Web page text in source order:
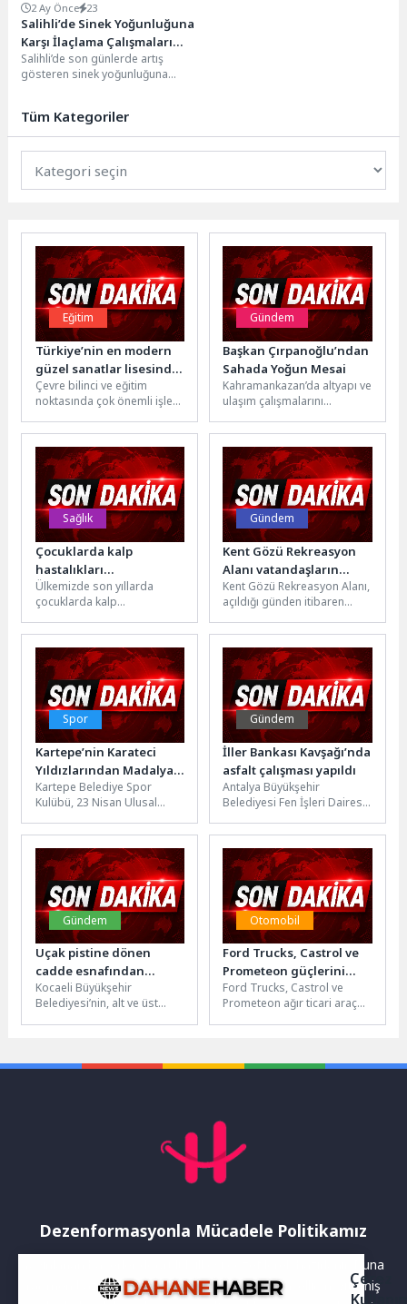
2 Ay Önce 23
Salihli’de Sinek Yoğunluğuna
Karşı İlaçlama Çalışmaları
Yoğunlaştırıldı
Salihli’de son günlerde artış
gösteren sinek yoğunluğuna
Büyükşehir...
Tüm Kategoriler
Eğitim
Türkiye’nin en modern
güzel sanatlar lisesinde
çevre bilincine dikkat
çeken ödül töreni
Çevre bilinci ve eğitim
noktasında çok önemli işlere
Belediyesi Dünya Çevre
Günü...
Gündem
Başkan Çırpanoğlu’ndan
Sahada Yoğun Mesai
Kahramankazan’da altyapı ve
ulaşım çalışmalarını
Belediye Başkanı Selim
Çırpanoğlu, saha
incelemelerini
sürdürüyor.Başkan...
Sağlık
Çocuklarda kalp
hastalıkları
yaygınlaşıyor
Ülkemizde son yıllarda
çocuklarda kalp
sıklığı hızla artıyor. Geçmişte
sadece ileri yaş hastalığı...
Gündem
Kent Gözü Rekreasyon
Alanı vatandaşların
gözdesi oldu
Kent Gözü Rekreasyon Alanı,
açıldığı günden itibaren
hayatın merkezine yerleşti.
Her...
Spor
Kartepe’nin Karateci
Yıldızlarından Madalya
Yağmuru
Kartepe Belediye Spor
Kulübü, 23 Nisan Ulusal
kutlamaları kapsamında
düzenlenen Karate...
Gündem
İller Bankası Kavşağı’nda
asfalt çalışması yapıldı
Antalya Büyükşehir
Belediyesi Fen İşleri Dairesi
Kavşağı’nın Hürriyet
Caddesi-Gazi Bulvarı
istikametinde asfalt...
Gündem
Uçak pistine dönen
cadde esnafından
Büyükakın’a teşekkür
Kocaeli Büyükşehir
Belediyesi’nin, alt ve üst
Otomobil
Ford Trucks, Castrol ve
Prometeon güçlerini
birleştirdi: “Kaptanlar
Kulübü Senin Şehrinde”
başlıyor
Ford Trucks, Castrol ve
Prometeon ağır ticari araç
Dezenformasyonla Mücadele Politikamız
Yayınlanan haberler doğruluk ilkesi gözetilerek hazırlanır. Buna
rağmen bazı içeriklerde eksik, hatalı veya güncelliğini yitirmiş
Çerez